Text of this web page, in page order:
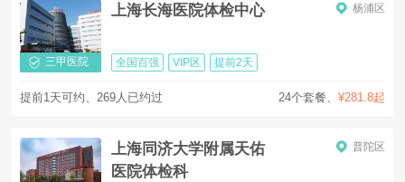
三甲医院
上海长海医院体检中心 杨浦区
全国百强 VIP区 提前2天
24个套餐 ¥281.8起
提前1天可约、269人已约过
上海同济大学附属天佑
医院体检科
普陀区